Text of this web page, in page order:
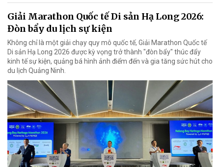
Giải Marathon Quốc tế Di sản Hạ Long 2026:
Đòn bẩy du lịch sự kiện
Không chỉ là một giải chạy quy mô quốc tế, Giải Marathon Quốc tế
Di sản Hạ Long 2026 được kỳ vọng trở thành "đòn bẩy" thúc đẩy
kinh tế sự kiện, quảng bá hình ảnh điểm đến và gia tăng sức hút cho
du lịch Quảng Ninh.